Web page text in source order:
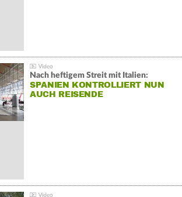
Nach heftigem Streit mit Italien:
SPANIEN KONTROLLIERT NUN
AUCH REISENDE